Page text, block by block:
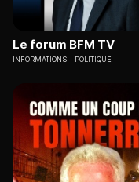
Le forum BFM TV
INFORMATIONS POLITIQUE